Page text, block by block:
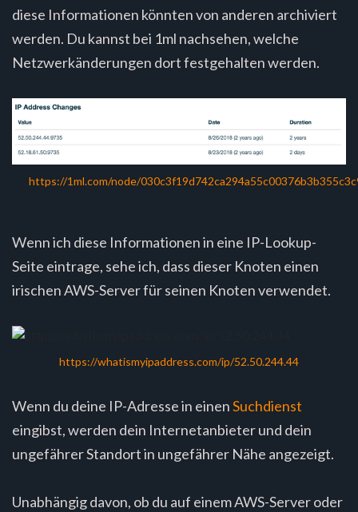
diese Informationen könnten von anderen archiviert
werden. Du kannst bei 1ml nachsehen, welche
Netzwerkänderungen dort festgehalten werden.
https://1ml.com/node/
Wenn ich diese Informationen in eine IP-Lookup-
Seite eintrage, sehe ich, dass dieser Knoten einen
irischen AWS-Server für seinen Knoten verwendet.
https://whatismyipaddress.com/ip/52.50.244.44
Wenn du deine IP-Adresse in einenSuchdienst
eingibst, werden dein Internetanbieter und dein
ungefährer Standort in ungefährer Nähe angezeigt.
Unabhängig davon, ob du auf einem AWS-Server oder